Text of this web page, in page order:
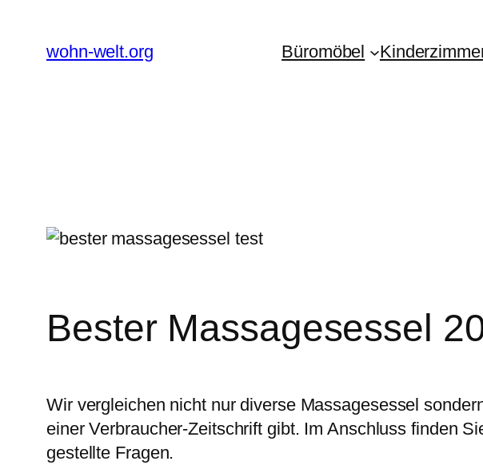
springen
wohn-welt.org Büromöbel
Bester Massagesessel
Wir vergleichen nicht nur diverse Massagesessel
einer Verbraucher-Zeitschrift gibt. Im Anschluss finden
gestellte Fragen.